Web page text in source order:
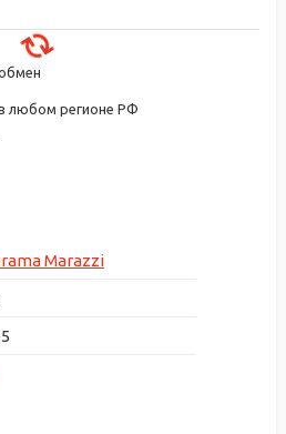
любом регионе РФ
Marazzi